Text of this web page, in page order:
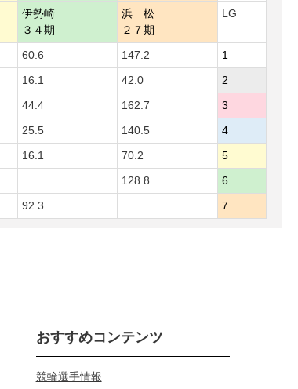
伊勢崎
３４期
浜 松
２７期
LG
60.6 147.2
1
16.1 42.0
2
44.4 162.7
3
25.5 140.5
4
16.1 70.2
5
128.8
6
92.3 7
おすすめコンテンツ
競輪選手情報